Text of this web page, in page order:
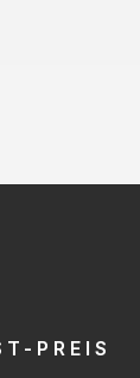
PREIS